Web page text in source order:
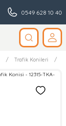
0549 628 10 40
Trafik Konileri